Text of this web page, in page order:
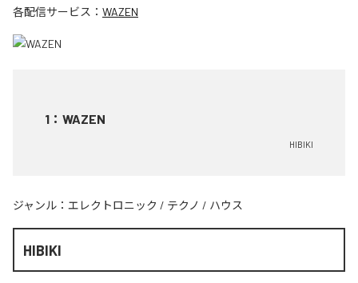
各配信サービス： WAZEN
1 ： WAZEN
HIBIKI
ジャンル： エレクトロニック / テクノ / ハウス
HIBIKI